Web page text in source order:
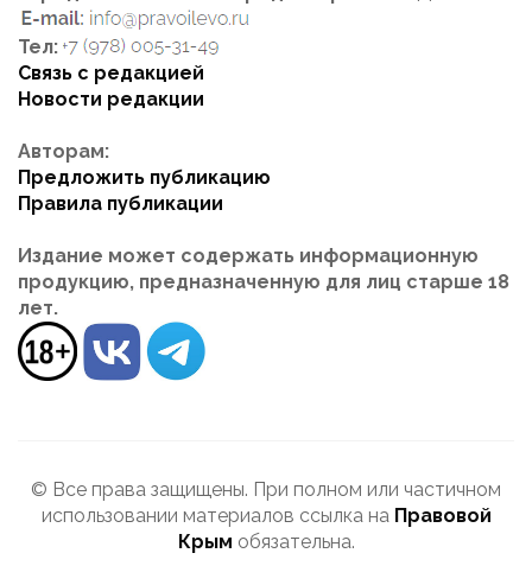
Тел:
Связь с редакцией
Новости редакции
Авторам:
Предложить публикацию
Правила публикации
Издание может содержать информационную
продукцию, предназначенную для лиц старше 18
лет.
© Все права защищены. При полном или частичном
использовании материалов ссылка на Правовой
Крым обязательна.